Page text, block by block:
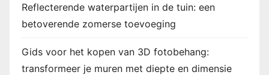
Reflecterende waterpartijen in de tuin: een
betoverende zomerse toevoeging
Gids voor het kopen van 3D fotobehang:
transformeer je muren met diepte en dimensie